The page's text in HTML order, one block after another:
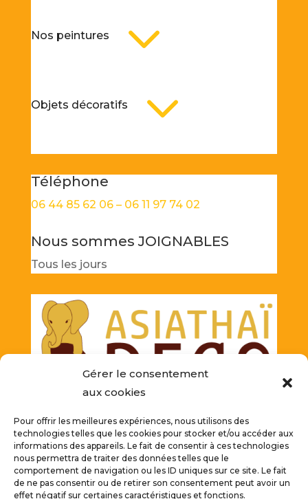
Gérer le consentement
aux cookies
Pour offrir les meilleures expériences, nous utilisons des
technologies telles que les cookies pour stocker et/ou accéder aux
informations des appareils. Le fait de consentir à ces technologies
nous permettra de traiter des données telles que le
comportement de navigation ou les ID uniques sur ce site. Le fait
de ne pas consentir ou de retirer son consentement peut avoir un
effet négatif sur certaines caractéristiques et fonctions.
Nos peintures 3
Objets décoratifs 3
Téléphone
06 44 85 62 06 – 06 11 97 74 02
Nous sommes JOIGNABLES
Tous les jours
Nous contacter